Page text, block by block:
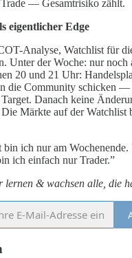
— Gesamtrisiko zählt.
eigentlicher Edge
Analyse, Watchlist für
Unter der Woche: nur noch
20 und 21 Uhr:
die Community schicken
Danach keine
Märkte auf der Watchlist
bin ich nur am Wochenende.
ich einfach nur Trader.”
lernen & wachsen alle, die